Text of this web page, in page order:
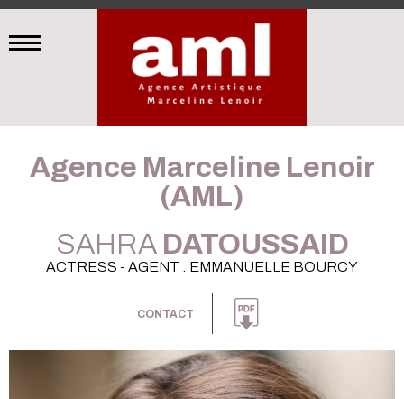
Agence Marceline Lenoir
(AML)
SAHRADATOUSSAID
ACTRESS - AGENT : EMMANUELLE BOURCY
CONTACT